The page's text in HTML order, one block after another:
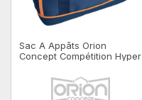
Sac A Appâts Orion
Concept Compétition Hyper